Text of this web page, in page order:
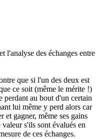
l'analyse des échanges entre
que si l'un des deux est
ce soit (même le mérite !)
perdant au bout d'un certain
lui même y perd alors car
et gagner, même ses gains
s'ils sont évalués en
de ces échanges.